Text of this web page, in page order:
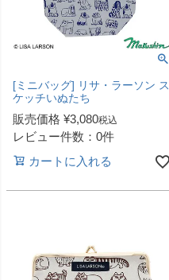
[ミニバッグ] リサ・ラーソン ス
ケッチいぬたち
販売価格 ¥3,080税込
レビュー件数：0件
カートに入れる